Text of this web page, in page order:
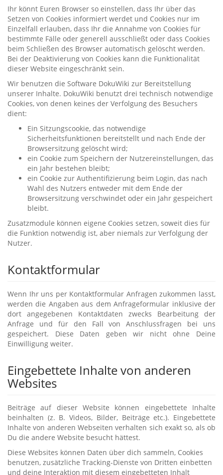
Ihr könnt Euren Browser so einstellen, dass Ihr über das
Setzen von Cookies informiert werdet und Cookies nur im
Einzelfall erlauben, dass Ihr die Annahme von Cookies für
bestimmte Fälle oder generell ausschließt oder dass Cookies
beim Schließen des Browser automatisch gelöscht werden.
Bei der Deaktivierung von Cookies kann die Funktionalität
dieser Website eingeschränkt sein.
Wir benutzen die Software DokuWiki zur Bereitstellung
unserer Inhalte. DokuWiki benutzt drei technisch notwendige
Cookies, von denen keines der Verfolgung des Besuchers
dient:
Ein Sitzungscookie, das notwendige
Sicherheitsfunktionen bereitstellt und nach Ende der
Browsersitzung gelöscht wird;
ein Cookie zum Speichern der Nutzereinstellungen, das
ein Jahr bestehen bleibt;
ein Cookie zur Authentifizierung beim Login, das nach
Wahl des Nutzers entweder mit dem Ende der
Browsersitzung verschwindet oder ein Jahr gespeichert
bleibt.
Zusatzmodule können eigene Cookies setzen, soweit dies für
die Funktion notwendig ist, aber niemals zur Verfolgung der
Nutzer.
Kontaktformular
Wenn Ihr uns per Kontaktformular Anfragen zukommen lasst,
werden die Angaben aus dem Anfrageformular inklusive der
dort angegebenen Kontaktdaten zwecks Bearbeitung der
Anfrage und für den Fall von Anschlussfragen bei uns
gespeichert. Diese Daten geben wir nicht ohne Deine
Einwilligung weiter.
Eingebettete Inhalte von anderen
Websites
Beiträge auf dieser Website können eingebettete Inhalte
beinhalten (z. B. Videos, Bilder, Beiträge etc.). Eingebettete
Inhalte von anderen Webseiten verhalten sich exakt so, als ob
Du die andere Website besucht hättest.
Diese Websites können Daten über dich sammeln, Cookies
benutzen, zusätzliche Tracking-Dienste von Dritten einbetten
und deine Interaktion mit diesem eingebetteten Inhalt